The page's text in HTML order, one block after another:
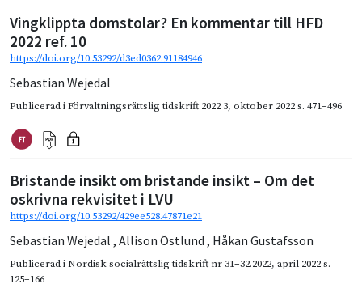
Vingklippta domstolar? En kommentar till HFD
2022 ref. 10
https://doi.org/10.53292/d3ed0362.91184946
Sebastian Wejedal
Publicerad iFörvaltningsrättslig tidskrift 2022 3, oktober 2022s. 471–496
Bristande insikt om bristande insikt – Om det
oskrivna rekvisitet i LVU
https://doi.org/10.53292/429ee528.47871e21
Sebastian Wejedal , Allison Östlund , Håkan Gustafsson
Publicerad iNordisk socialrättslig tidskrift nr 31–32.2022, april 2022s.
125–166